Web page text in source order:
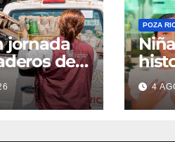
jornada
del
POZA
4